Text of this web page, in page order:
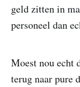
geld zitten in
personeel dan
Moest nou echt
terug naar pure